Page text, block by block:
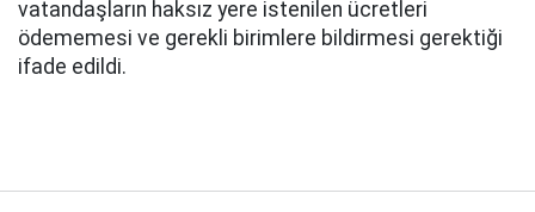
vatandaşların haksız yere istenilen ücretleri
ödememesi ve gerekli birimlere bildirmesi gerektiği
ifade edildi.